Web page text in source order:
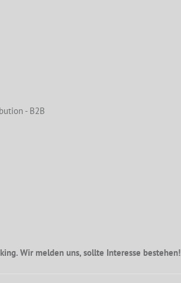
- B2B
Wir melden uns, sollte Interesse bestehen!